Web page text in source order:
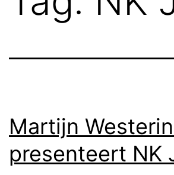
Martijn
presenteert NK